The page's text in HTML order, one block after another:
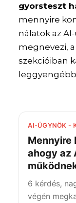
gyorsteszt
mennyire
nálatok az
megnevezi, a
szekcióiban
AI-ÜGYNÖK -
Mennyire
ahogy az
6 kérdés,
végén